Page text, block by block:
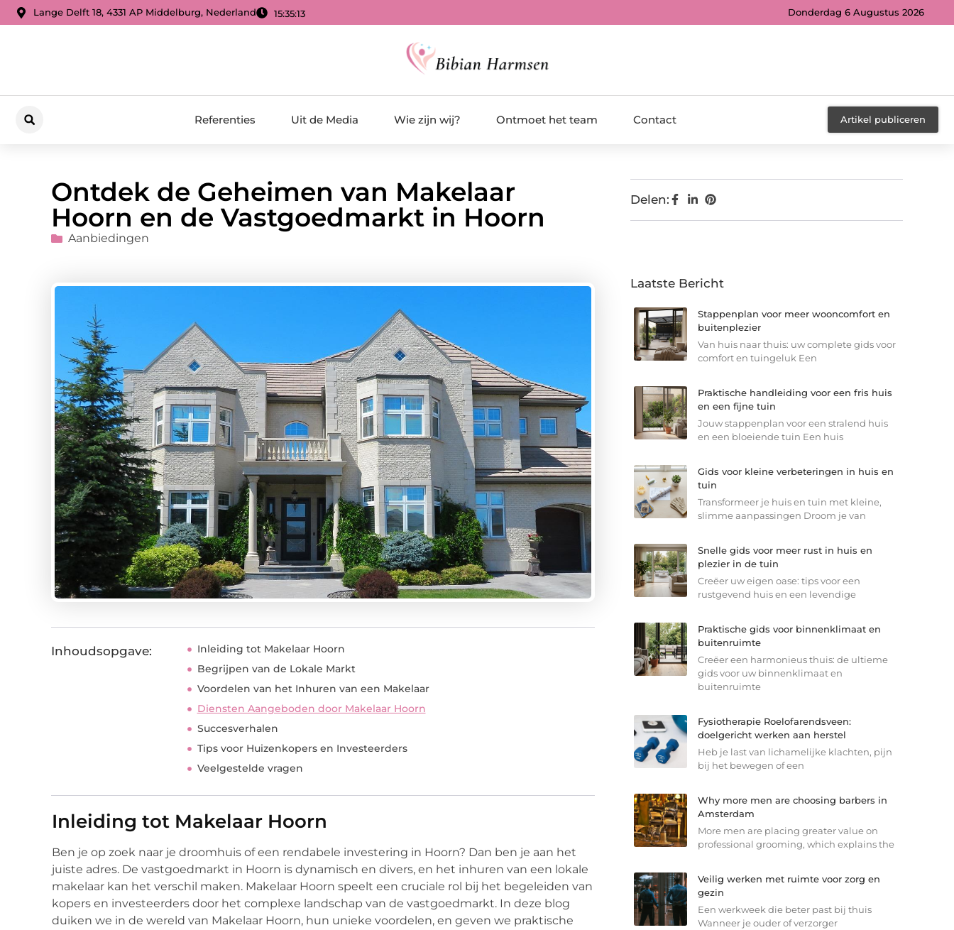
Lange Delft 18, 4331 AP Middelburg, Nederland 15:35:14 Donderdag 6 Augustus 2026
Referenties Uit de Media Wie zijn wij? Ontmoet het team Contact Artikel publiceren
Ontdek de Geheimen van Makelaar
Hoorn en de Vastgoedmarkt in Hoorn
Aanbiedingen
Inhoudsopgave:
Inleiding tot Makelaar Hoorn
Begrijpen van de Lokale Markt
Voordelen van het Inhuren van een Makelaar
Diensten Aangeboden door Makelaar Hoorn
Succesverhalen
Tips voor Huizenkopers en Investeerders
Veelgestelde vragen
Inleiding tot Makelaar Hoorn
Ben je op zoek naar je droomhuis of een rendabele investering in Hoorn? Dan ben je aan het
juiste adres. De vastgoedmarkt in Hoorn is dynamisch en divers, en het inhuren van een lokale
makelaar kan het verschil maken. Makelaar Hoorn speelt een cruciale rol bij het begeleiden van
kopers en investeerders door het complexe landschap van de vastgoedmarkt. In deze blog
duiken we in de wereld van Makelaar Hoorn, hun unieke voordelen, en geven we praktische
Delen:
Laatste Bericht
Stappenplan voor meer wooncomfort en
buitenplezier
Van huis naar thuis: uw complete gids voor
comfort en tuingeluk Een
Praktische handleiding voor een fris huis
en een fijne tuin
Jouw stappenplan voor een stralend huis
en een bloeiende tuin Een huis
Gids voor kleine verbeteringen in huis en
tuin
Transformeer je huis en tuin met kleine,
slimme aanpassingen Droom je van
Snelle gids voor meer rust in huis en
plezier in de tuin
Creëer uw eigen oase: tips voor een
rustgevend huis en een levendige
Praktische gids voor binnenklimaat en
buitenruimte
Creëer een harmonieus thuis: de ultieme
gids voor uw binnenklimaat en
buitenruimte
Fysiotherapie Roelofarendsveen:
doelgericht werken aan herstel
Heb je last van lichamelijke klachten, pijn
bij het bewegen of een
Why more men are choosing barbers in
Amsterdam
More men are placing greater value on
professional grooming, which explains the
Veilig werken met ruimte voor zorg en
gezin
Een werkweek die beter past bij thuis
Wanneer je ouder of verzorger